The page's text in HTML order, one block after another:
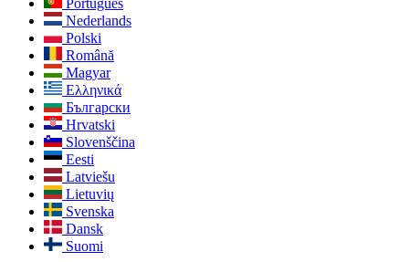
Português
Nederlands
Polski
Română
Magyar
Ελληνικά
Български
Hrvatski
Slovenščina
Eesti
Latviešu
Lietuvių
Svenska
Dansk
Suomi